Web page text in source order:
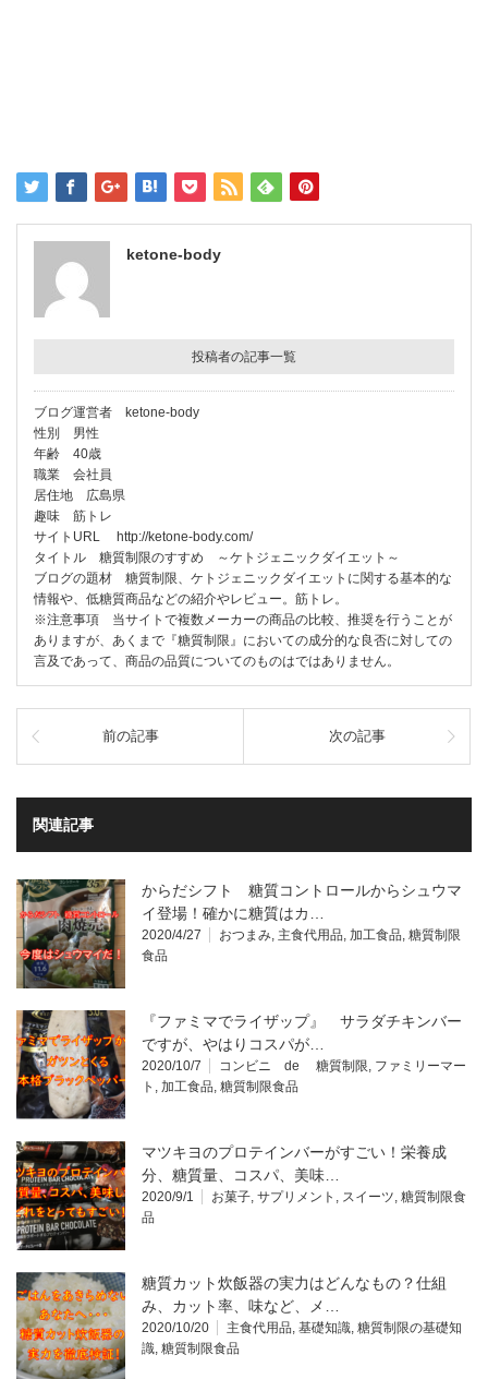
ketone-body
投稿者の記事一覧
ブログ運営者 ketone-body
性別 男性
年齢 40歳
職業 会社員
居住地 広島県
趣味 筋トレ
サイトURL http://ketone-body.com/
タイトル 糖質制限のすすめ ～ケトジェニックダイエット～
ブログの題材 糖質制限、ケトジェニックダイエットに関する基本的な
情報や、低糖質商品などの紹介やレビュー。筋トレ。
※注意事項 当サイトで複数メーカーの商品の比較、推奨を行うことが
ありますが、あくまで『糖質制限』においての成分的な良否に対しての
言及であって、商品の品質についてのものはではありません。
前の記事 次の記事
関連記事
からだシフト 糖質コントロールからシュウマ
イ登場！確かに糖質はカ…
2020/4/27 おつまみ, 主食代用品, 加工食品, 糖質制限
食品
『ファミマでライザップ』 サラダチキンバー
ですが、やはりコスパが…
2020/10/7 コンビニ de 糖質制限, ファミリーマー
ト , 加工食品, 糖質制限食品
マツキヨのプロテインバーがすごい！栄養成
分、糖質量、コスパ、美味…
2020/9/1 お菓子, サプリメント , スイーツ, 糖質制限食
品
糖質カット炊飯器の実力はどんなもの？仕組
み、カット率、味など、メ…
2020/10/20 主食代用品, 基礎知識, 糖質制限の基礎知
識, 糖質制限食品